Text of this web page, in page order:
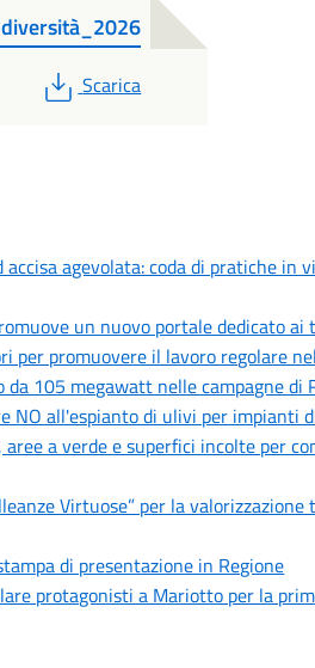
PDF
Scarica
agevolata: coda di pratiche in
un nuovo portale dedicato
per promuovere il lavoro regolare
105 megawatt nelle campagne di
NO all'espianto di ulivi per impianti
a verde e superfici incolte per
Virtuose” per la
di presentazione in Regione
protagonisti a Mariotto per la